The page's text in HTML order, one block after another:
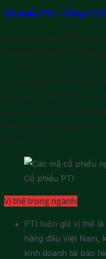
Cổ phiếu PTI – Tổng
Công ty Cổ phần Bảo
cổ đông chính là công ty
37,32%), tổng Công ty
và công ty Chứng khoán
vực kinh doanh chính của
doanh tái bảo hiểm, giám
động tài chính khác,
là bảo hiểm gốc.
Cổ phiếu PTI
Vị thế trong ngành:
PTI luôn giữ vị thế
hàng đầu Việt Nam,
kinh doanh tái bảo